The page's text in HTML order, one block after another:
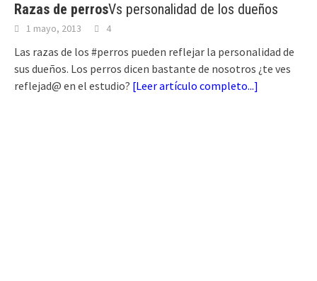
Razas de perrosVs personalidad de los dueños
1 mayo, 2013 4
Las razas de los #perros pueden reflejar la personalidad de
sus dueños. Los perros dicen bastante de nosotros ¿te ves
reflejad@ en el estudio? [Leer artículo completo...]